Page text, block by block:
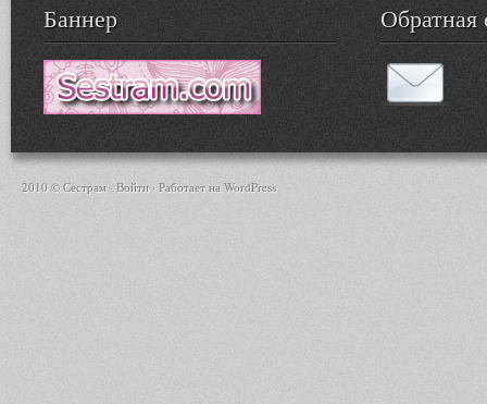
Баннер Обратная
2010 © Сестрам · Войти · Работает на WordPress